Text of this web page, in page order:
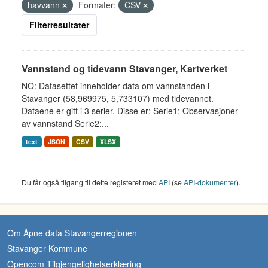
havvann
Formater:
CSV
Filterresultater
Vannstand og tidevann Stavanger, Kartverket
NO: Datasettet inneholder data om vannstanden i
Stavanger (58,969975, 5,733107) med tidevannet.
Dataene er gitt i 3 serier. Disse er: Serie1: Observasjoner
av vannstand Serie2:...
text JSON CSV XLSX
Du får også tilgang til dette registeret med API (seAPI-dokumenter).
Om Åpne data Stavangerregionen
Stavanger Kommune
Opencom Tilgjengelighetserklæring